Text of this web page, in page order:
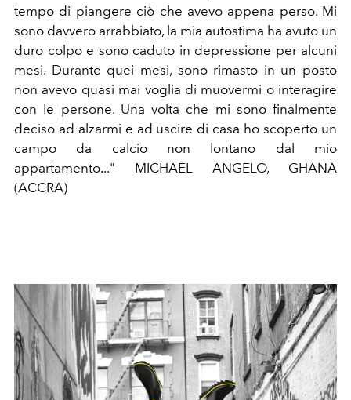
tempo di piangere ciò che avevo appena perso. Mi
sono davvero arrabbiato, la mia autostima ha avuto un
duro colpo e sono caduto in depressione per alcuni
mesi. Durante quei mesi, sono rimasto in un posto
non avevo quasi mai voglia di muovermi o interagire
con le persone. Una volta che mi sono finalmente
deciso ad alzarmi e ad uscire di casa ho scoperto un
campo da calcio non lontano dal mio
appartamento..." MICHAEL ANGELO, GHANA
(ACCRA)